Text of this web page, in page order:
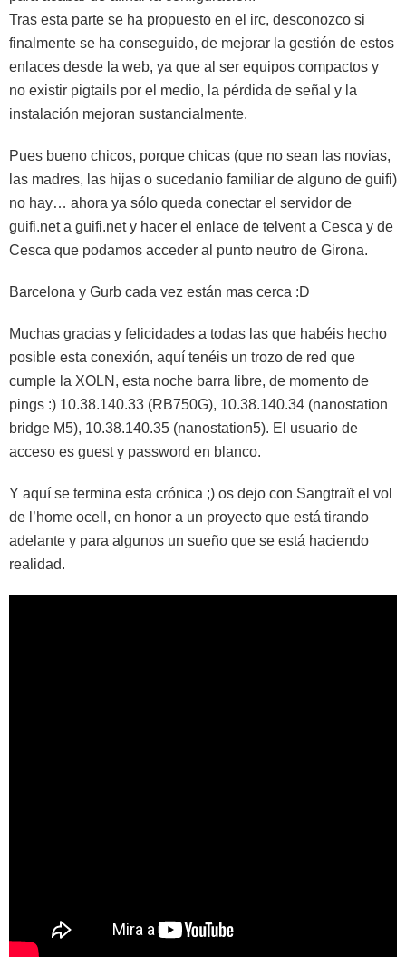
Tras esta parte se ha propuesto en el irc, desconozco si
finalmente se ha conseguido, de mejorar la gestión de estos
enlaces desde la web, ya que al ser equipos compactos y
no existir pigtails por el medio, la pérdida de señal y la
instalación mejoran sustancialmente.
Pues bueno chicos, porque chicas (que no sean las novias,
las madres, las hijas o sucedanio familiar de alguno de guifi)
no hay… ahora ya sólo queda conectar el servidor de
guifi.net a guifi.net y hacer el enlace de telvent a Cesca y de
Cesca que podamos acceder al punto neutro de Girona.
Barcelona y Gurb cada vez están mas cerca :D
Muchas gracias y felicidades a todas las que habéis hecho
posible esta conexión, aquí tenéis un trozo de red que
cumple la XOLN, esta noche barra libre, de momento de
pings :) 10.38.140.33 (RB750G), 10.38.140.34 (nanostation
bridge M5), 10.38.140.35 (nanostation5). El usuario de
acceso es guest y password en blanco.
Y aquí se termina esta crónica ;) os dejo con Sangtraït el vol
de l’home ocell, en honor a un proyecto que está tirando
adelante y para algunos un sueño que se está haciendo
realidad.